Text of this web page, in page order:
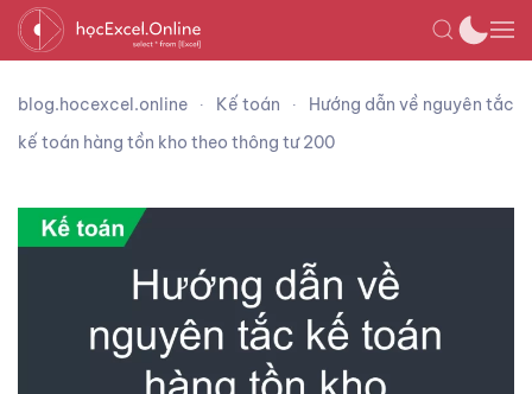
blog.hocexcel.online Kế toán
Hướng dẫn về nguyên tắc
kế toán hàng tồn kho theo thông tư 200